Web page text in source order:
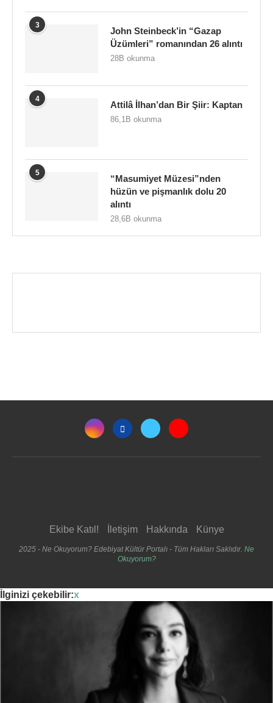
3
John Steinbeck’in “Gazap
Üzümleri” romanından 26 alıntı
28B okunma
4
Attilâ İlhan’dan Bir Şiir: Kaptan
86,1B okunma
5
“Masumiyet Müzesi”nden
hüzün ve pişmanlık dolu 20
alıntı
28,6B okunma
Ekibe Katıl! İletişim Hakkında Künye
2025 - Ne Okuyorum? Edebiyat Kültür Portalı - Tüm Hakları Saklıdır. Ne
Okuyorum?
İlginizi çekebilir:x